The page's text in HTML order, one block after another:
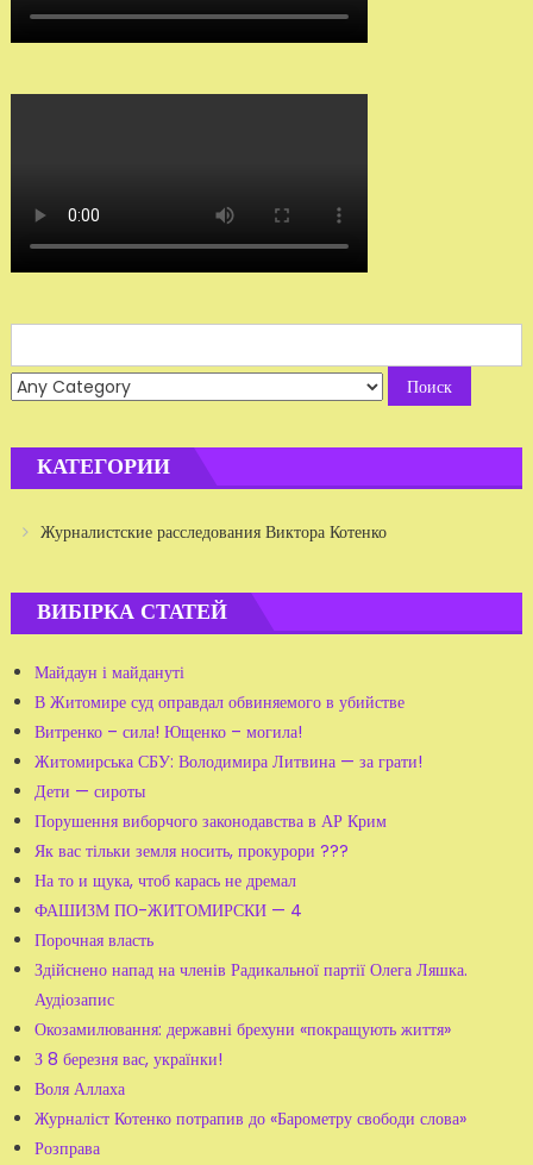
for:
КАТЕГОРИИ
Журналистские расследования Виктора Котенко
ВИБІРКА СТАТЕЙ
Майдаун і майдануті
В Житомире суд оправдал обвиняемого в убийстве
Витренко – сила! Ющенко – могила!
Житомирська СБУ: Володимира Литвина — за грати!
Дети — сироты
Порушення виборчого законодавства в АР Крим
Як вас тільки земля носить, прокурори ???
На то и щука, чтоб карась не дремал
ФАШИЗМ ПО-ЖИТОМИРСКИ — 4
Порочная власть
Здійснено напад на членів Радикальної партії Олега Ляшка.
Аудіозапис
Окозамилювання: державні брехуни «покращують життя»
З 8 березня вас, українки!
Воля Аллаха
Журналіст Котенко потрапив до «Барометру свободи слова»
Розправа